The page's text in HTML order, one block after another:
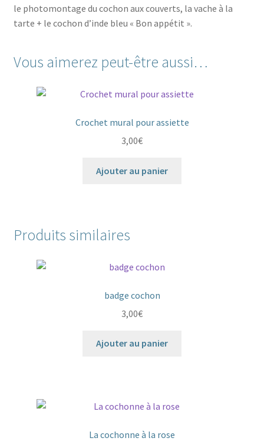
le photomontage du cochon aux couverts, la vache à la
tarte + le cochon d’inde bleu « Bon appétit ».
Vous aimerez peut-être aussi…
Crochet mural pour assiette
3,00€
Ajouter au panier
Produits similaires
badge cochon
3,00€
Ajouter au panier
La cochonne à la rose